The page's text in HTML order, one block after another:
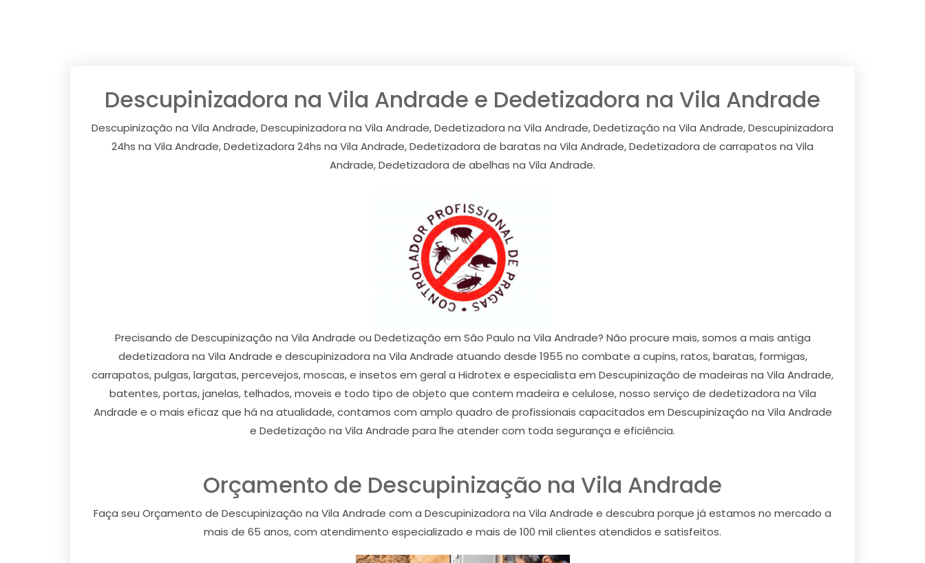
Descupinizadora na Vila Andrade e Dedetizadora na Vila Andrade
Descupinização na Vila Andrade, Descupinizadora na Vila Andrade, Dedetizadora na Vila Andrade, Dedetização na Vila Andrade, Descupinizadora
24hs na Vila Andrade, Dedetizadora 24hs na Vila Andrade, Dedetizadora de baratas na Vila Andrade, Dedetizadora de carrapatos na Vila
Andrade, Dedetizadora de abelhas na Vila Andrade.
Precisando de Descupinização na Vila Andrade ou Dedetização em São Paulo na Vila Andrade? Não procure mais, somos a mais antiga
dedetizadora na Vila Andrade e descupinizadora na Vila Andrade atuando desde 1955 no combate a cupins, ratos, baratas, formigas,
carrapatos, pulgas, largatas, percevejos, moscas, e insetos em geral a Hidrotex e especialista em Descupinização de madeiras na Vila Andrade,
batentes, portas, janelas, telhados, moveis e todo tipo de objeto que contem madeira e celulose, nosso serviço de dedetizadora na Vila
Andrade e o mais eficaz que há na atualidade, contamos com amplo quadro de profissionais capacitados em Descupinização na Vila Andrade
e Dedetização na Vila Andrade para lhe atender com toda segurança e eficiência.
Orçamento de Descupinização na Vila Andrade
Faça seu Orçamento de Descupinização na Vila Andrade com a Descupinizadora na Vila Andrade e descubra porque já estamos no mercado a
mais de 65 anos, com atendimento especializado e mais de 100 mil clientes atendidos e satisfeitos.